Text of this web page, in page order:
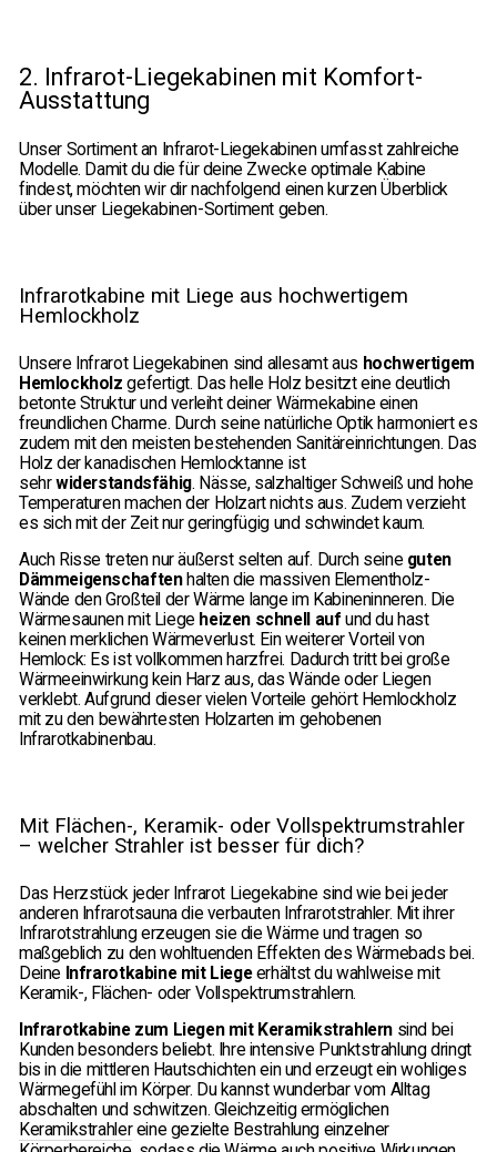
2. Infrarot-Liegekabinen mit Komfort-
Ausstattung
Unser Sortiment an Infrarot-Liegekabinen umfasst zahlreiche
Modelle. Damit du die für deine Zwecke optimale Kabine
findest, möchten wir dir nachfolgend einen kurzen Überblick
über unser Liegekabinen-Sortiment geben.
Infrarotkabine mit Liege aus hochwertigem
Hemlockholz
Unsere Infrarot Liegekabinen sind allesamt aus hochwertigem
Hemlockholz gefertigt. Das helle Holz besitzt eine deutlich
betonte Struktur und verleiht deiner Wärmekabine einen
freundlichen Charme. Durch seine natürliche Optik harmoniert es
zudem mit den meisten bestehenden Sanitäreinrichtungen. Das
Holz der kanadischen Hemlocktanne ist
sehrwiderstandsfähig. Nässe, salzhaltiger Schweiß und hohe
Temperaturen machen der Holzart nichts aus. Zudem verzieht
es sich mit der Zeit nur geringfügig und schwindet kaum.
Auch Risse treten nur äußerst selten auf. Durch seine guten
Dämmeigenschaftenhalten die massiven Elementholz-
Wände den Großteil der Wärme lange im Kabineninneren. Die
Wärmesaunen mit Liege heizen schnell auf und du hast
keinen merklichen Wärmeverlust. Ein weiterer Vorteil von
Hemlock: Es ist vollkommen harzfrei. Dadurch tritt bei große
Wärmeeinwirkung kein Harz aus, das Wände oder Liegen
verklebt. Aufgrund dieser vielen Vorteile gehört Hemlockholz
mit zu den bewährtesten Holzarten im gehobenen
Infrarotkabinenbau.
Mit Flächen-, Keramik- oder Vollspektrumstrahler
– welcher Strahler ist besser für dich?
Das Herzstück jeder Infrarot Liegekabine sind wie bei jeder
anderen Infrarotsauna die verbauten Infrarotstrahler. Mit ihrer
Infrarotstrahlung erzeugen sie die Wärme und tragen so
maßgeblich zu den wohltuenden Effekten des Wärmebads bei.
Deine Infrarotkabine mit Liegeerhältst du wahlweise mit
Keramik-, Flächen- oder Vollspektrumstrahlern.
Infrarotkabine zum Liegen mit Keramikstrahlern sind bei
Kunden besonders beliebt. Ihre intensive Punktstrahlung dringt
bis in die mittleren Hautschichten ein und erzeugt ein wohliges
Wärmegefühl im Körper. Du kannst wunderbar vom Alltag
abschalten und schwitzen. Gleichzeitig ermöglichen
Keramikstrahler eine gezielte Bestrahlung einzelner